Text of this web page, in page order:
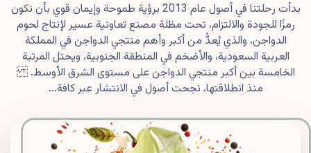
بدأت رحلتنا في أصول عام 2013 برؤية طموحة وإيمان قوي بأن نكون
رمزًا للجودة والالتزام، تحت مظلة مصنع تعاونية عسير لإنتاج لحوم
الدواجن، والذي يُعدُّ من أكبر وأهم منتجي الدواجن في المملكة
العربية السعودية، والأضخم في المنطقة الجنوبية، ويحتل المرتبة
الخامسة بين أكبر منتجي الدواجن على مستوى الشرق الأوسط.
منذ انطلاقتها، نجحت أصول في الانتشار عبر كافة...